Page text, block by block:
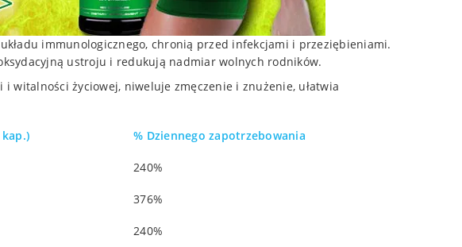
immunologicznego, chronią przed infekcjami i przeziębieniami.
ustroju i redukują nadmiar wolnych rodników.
witalności życiowej, niweluje zmęczenie i znużenie, ułatwia
% Dziennego zapotrzebowania
240%
376%
240%